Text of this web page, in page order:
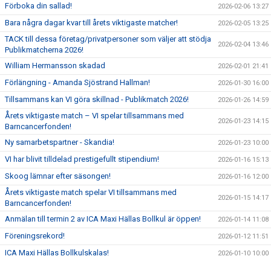
Förboka din sallad! 2026-02-06 13:27
Bara några dagar kvar till årets viktigaste matcher! 2026-02-05 13:25
TACK till dessa företag/privatpersoner som väljer att stödja
Publikmatcherna 2026!
2026-02-04 13:46
William Hermansson skadad 2026-02-01 21:41
Förlängning - Amanda Sjöstrand Hallman! 2026-01-30 16:00
Tillsammans kan VI göra skillnad - Publikmatch 2026! 2026-01-26 14:59
Årets viktigaste match – VI spelar tillsammans med
Barncancerfonden!
2026-01-23 14:15
Ny samarbetspartner - Skandia! 2026-01-23 10:00
VI har blivit tilldelad prestigefullt stipendium! 2026-01-16 15:13
Skoog lämnar efter säsongen! 2026-01-16 12:00
Årets viktigaste match spelar VI tillsammans med
Barncancerfonden!
2026-01-15 14:17
Anmälan till termin 2 av ICA Maxi Hällas Bollkul är öppen! 2026-01-14 11:08
Föreningsrekord! 2026-01-12 11:51
ICA Maxi Hällas Bollkulskalas! 2026-01-10 10:00